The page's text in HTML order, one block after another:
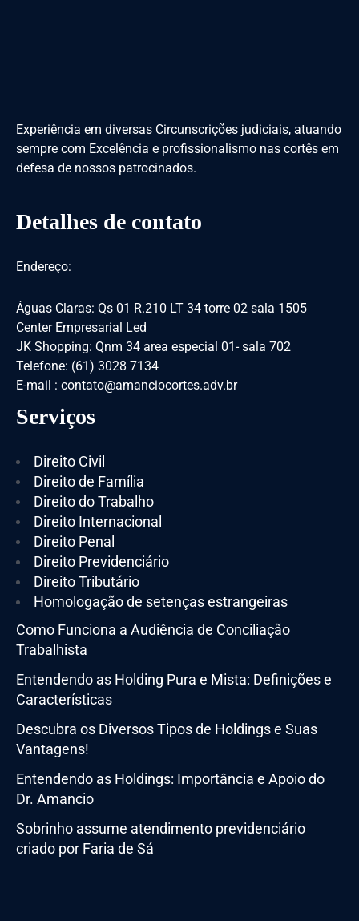
Experiência em diversas Circunscrições judiciais, atuando
sempre com Excelência e profissionalismo nas cortês em
defesa de nossos patrocinados.
Detalhes de contato
Endereço:
Águas Claras: Qs 01 R.210 LT 34 torre 02 sala 1505
Center Empresarial Led
JK Shopping: Qnm 34 area especial 01- sala 702
Telefone: (61) 3028 7134
E-mail : contato@amanciocortes.adv.br
Serviços
Direito Civil
Direito de Família
Direito do Trabalho
Direito Internacional
Direito Penal
Direito Previdenciário
Direito Tributário
Homologação de setenças estrangeiras
Como Funciona a Audiência de Conciliação
Trabalhista
Entendendo as Holding Pura e Mista: Definições e
Características
Descubra os Diversos Tipos de Holdings e Suas
Vantagens!
Entendendo as Holdings: Importância e Apoio do
Dr. Amancio
Sobrinho assume atendimento previdenciário
criado por Faria de Sá